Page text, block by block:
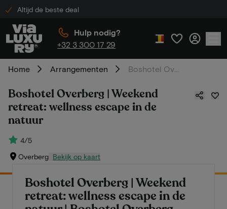
Altijd de beste deal
Hulp nodig?
+32 3 300 17 29
Home Arrangementen
Boshotel Overberg | Weekend
retreat: wellness escape in de
natuur
4/5
Overberg Bekijk op kaart
Boshotel Overberg | Weekend
retreat: wellness escape in de